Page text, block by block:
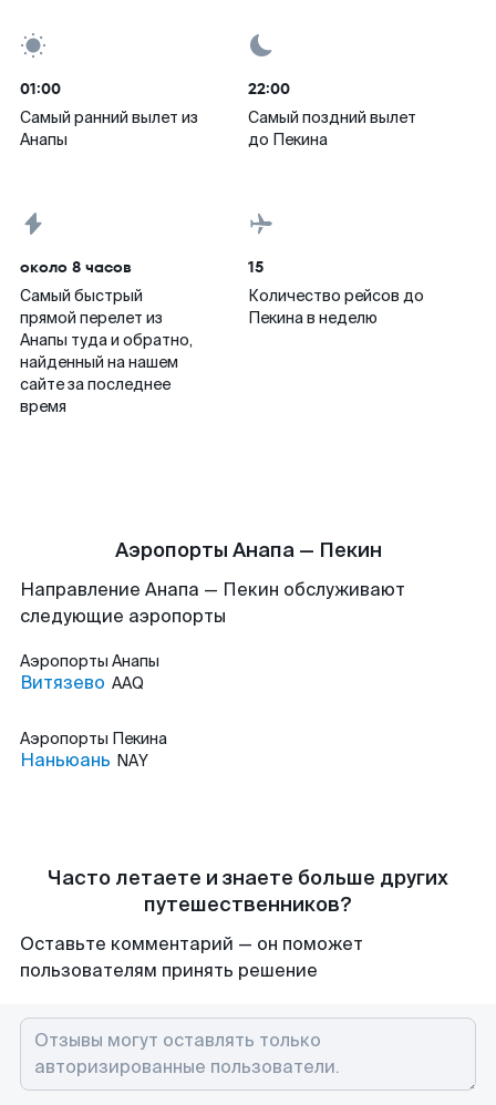
01:00
Самый ранний вылет из
Анапы
22:00
Самый поздний вылет
до Пекина
около 8 часов
Самый быстрый
прямой перелет из
Анапы туда и обратно,
найденный на нашем
сайте за последнее
время
15
Количество рейсов до
Пекина в неделю
Аэропорты Анапа — Пекин
Направление Анапа — Пекин обслуживают
следующие аэропорты
Аэропорты Анапы
Витязево AAQ
Аэропорты Пекина
Наньюань NAY
Часто летаете и знаете больше других
путешественников?
Оставьте комментарий — он поможет
пользователям принять решение